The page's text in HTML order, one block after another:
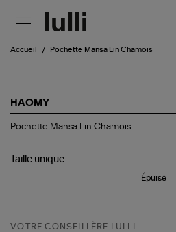
Accueil Pochette Mansa Lin Chamois
HAOMY
Pochette
Chamois
Pochette Mansa Lin Chamois
Taille unique
Épuisé
VOTRE CONSEILLÈRE LULLI